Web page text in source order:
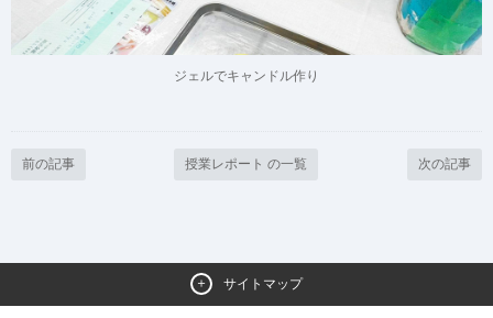
ジェルでキャンドル作り
前の記事 授業レポート の一覧 次の記事
サイトマップ